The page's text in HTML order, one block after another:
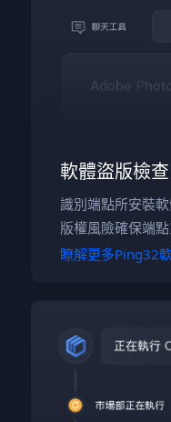
軟體盜版檢查
識別端點所安裝
版權風險確保端
瞭解更多Ping32